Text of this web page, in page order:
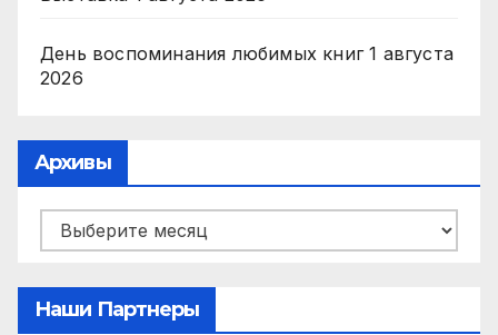
День воспоминания любимых книг 1 августа
2026
Архивы
Архивы
Наши Партнеры